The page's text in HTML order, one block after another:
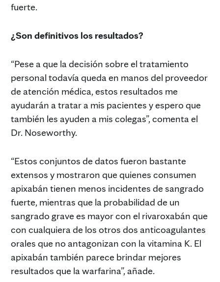
fuerte.
¿Son definitivos los resultados?
“Pese a que la decisión sobre el tratamiento
personal todavía queda en manos del proveedor
de atención médica, estos resultados me
ayudarán a tratar a mis pacientes y espero que
también les ayuden a mis colegas”, comenta el
Dr. Noseworthy.
“Estos conjuntos de datos fueron bastante
extensos y mostraron que quienes consumen
apixabán tienen menos incidentes de sangrado
fuerte, mientras que la probabilidad de un
sangrado grave es mayor con el rivaroxabán que
con cualquiera de los otros dos anticoagulantes
orales que no antagonizan con la vitamina K. El
apixabán también parece brindar mejores
resultados que la warfarina”, añade.